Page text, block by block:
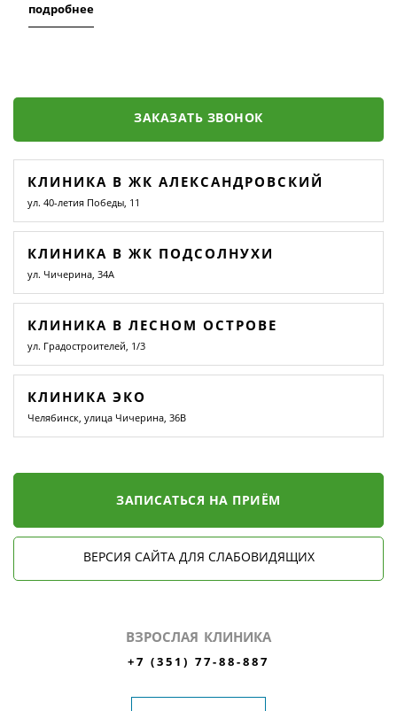
подробнее
ЗАКАЗАТЬ ЗВОНОК
КЛИНИКА В ЖК АЛЕКСАНДРОВСКИЙ
ул. 40-летия Победы, 11
КЛИНИКА В ЖК ПОДСОЛНУХИ
ул. Чичерина, 34А
КЛИНИКА В ЛЕСНОМ ОСТРОВЕ
ул. Градостроителей, 1/3
КЛИНИКА ЭКО
Челябинск, улица Чичерина, 36В
ЗАПИСАТЬСЯ НА ПРИЁМ
ВЕРСИЯ САЙТА ДЛЯ СЛАБОВИДЯЩИХ
ВЗРОСЛАЯ КЛИНИКА
+7 (351) 77-88-887